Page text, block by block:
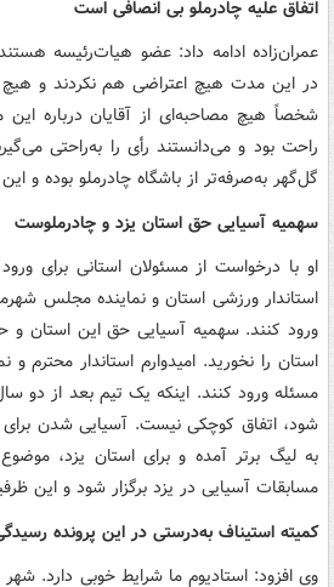
اتفاق علیه چادرملو بی انصافی است
عمران‌زاده ادامه داد: عضو هیات‌رئیسه
در این مدت هیچ اعتراضی هم نکردند و هیچ
شخصاً هیچ مصاحبه‌ای از آقایان درباره
راحت بود و می‌دانستند رأی را به‌راحتی
گل‌گهر به‌صرفه‌تر از باشگاه چادرملو بوده و
سهمیه آسیایی حق استان یزد و چادرملوست
او با درخواست از مسئولان استانی برای
استاندار ورزشی استان و نماینده مجلس
ورود کنند. سهمیه آسیایی حق این استان
استان را نخورید. امیدوارم استاندار محترم
مسئله ورود کنند. اینکه یک تیم بعد از دو
شود، اتفاق کوچکی نیست. آسیایی شدن
به لیگ برتر آمده و برای استان یزد،
مسابقات آسیایی در یزد برگزار شود و این
کمیته استیناف به‌درستی در این پرونده
وی افزود: استادیوم ما شرایط خوبی دارد.